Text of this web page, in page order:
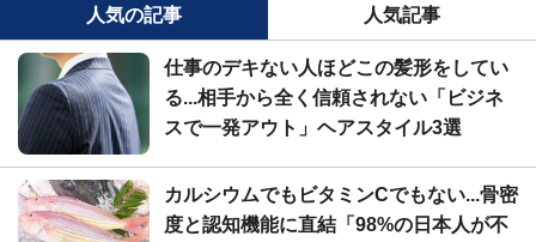
人気の記事 人気記事
仕事のデキない人ほどこの髪形をしてい
る...相手から全く信頼されない「ビジネ
スで一発アウト」ヘアスタイル3選
カルシウムでもビタミンCでもない...骨密
度と認知機能に直結「98%の日本人が不